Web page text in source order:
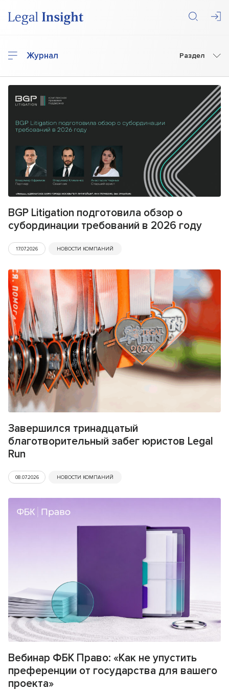
Журнал Раздел
BGP Litigation подготовила обзор о
субординации требований в 2026 году
17.07.2026 НОВОСТИ КОМПАНИЙ
Завершился тринадцатый
благотворительный забег юристов Legal
Run
08.07.2026 НОВОСТИ КОМПАНИЙ
Вебинар ФБК Право: «Как не упустить
преференции от государства для вашего
проекта»